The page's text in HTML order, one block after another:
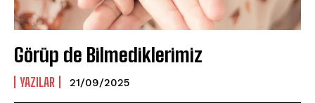
Görüp de Bilmediklerimiz
YAZILAR 21/09/2025